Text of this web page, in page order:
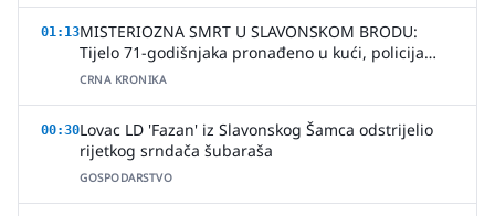
01:13MISTERIOZNA SMRT U SLAVONSKOM BRODU:
Tijelo 71-godišnjaka pronađeno u kući, policija
uhitila jednu osobu
CRNA KRONIKA
00:30Lovac LD 'Fazan' iz Slavonskog Šamca odstrijelio
rijetkog srndača šubaraša
GOSPODARSTVO